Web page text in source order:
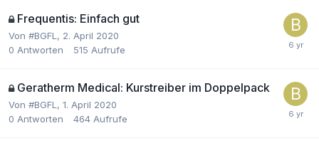
Frequentis: Einfach gut
Von #BGFL , 2. April 2020
0 Antworten 515 Aufrufe
Geratherm Medical: Kurstreiber im Doppelpack
Von #BGFL , 1. April 2020
0 Antworten 464 Aufrufe